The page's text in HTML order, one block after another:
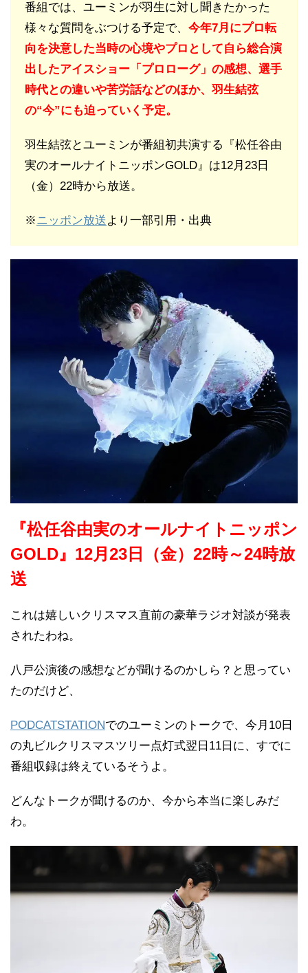
番組では、ユーミンが羽生に対し聞きたかった
様々な質問をぶつける予定で、 今年7月にプロ転
向を決意した当時の心境やプロとして自ら総合演
出したアイスショー「プロローグ」の感想、選手
時代との違いや苦労話などのほか、羽生結弦
の“今”にも迫っていく予定。
羽生結弦とユーミンが番組初共演する『松任谷由
実のオールナイトニッポンGOLD』は12月23日
（金）22時から放送。
※ニッポン放送より一部引用・出典
『松任谷由実のオールナイトニッポン
GOLD』12月23日（金）22時～24時放
送
これは嬉しいクリスマス直前の豪華ラジオ対談が発表
されたわね。
八戸公演後の感想などが聞けるのかしら？と思ってい
たのだけど、
PODCATSTATIONでのユーミンのトークで、今月10日
の丸ビルクリスマスツリー点灯式翌日11日に、すでに
番組収録は終えているそうよ。
どんなトークが聞けるのか、今から本当に楽しみだ
わ。